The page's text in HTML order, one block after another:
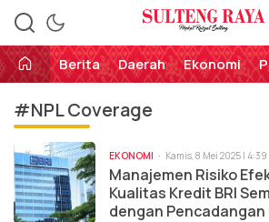
Sulteng Raya
Perekat Rakyat Sulteng
Berita
Daerah Ekonomi
#NPL Coverage
EKONOMI Kamis, 8 Mei 2025 | 4:39
Manajemen Risiko
Kualitas Kredit BRI
dengan Pencadangan